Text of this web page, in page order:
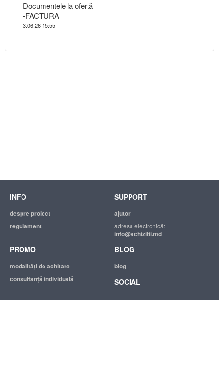
Documentele la ofertă
-FACTURA
3.06.26 15:55
INFO
despre proiect
regulament
SUPPORT
ajutor
adresa electronică:
info@achizitii.md
PROMO
modalităţi de achitare
consultanță individuală
BLOG
blog
SOCIAL